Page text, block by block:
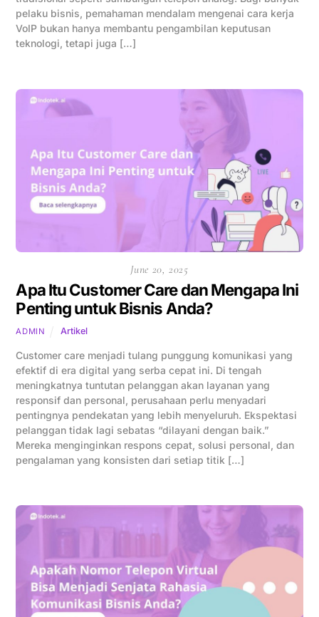
pelaku bisnis, pemahaman mendalam mengenai cara kerja
VoIP bukan hanya membantu pengambilan keputusan
teknologi, tetapi juga […]
June 20, 2025
Apa Itu Customer Care dan Mengapa Ini
Penting untuk Bisnis Anda?
ADMIN Artikel
Customer care menjadi tulang punggung komunikasi yang
efektif di era digital yang serba cepat ini. Di tengah
meningkatnya tuntutan pelanggan akan layanan yang
responsif dan personal, perusahaan perlu menyadari
pentingnya pendekatan yang lebih menyeluruh. Ekspektasi
pelanggan tidak lagi sebatas “dilayani dengan baik.”
Mereka menginginkan respons cepat, solusi personal, dan
pengalaman yang konsisten dari setiap titik […]